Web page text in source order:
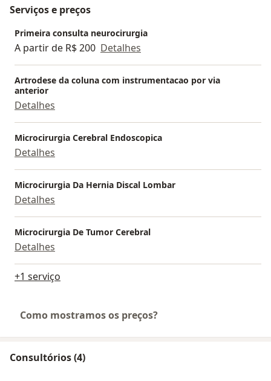
Serviços e preços
Primeira consulta neurocirurgia
A partir de R$ 200 Detalhes
Artrodese da coluna com instrumentacao por via
anterior
Detalhes
Microcirurgia Cerebral Endoscopica
Detalhes
Microcirurgia Da Hernia Discal Lombar
Detalhes
Microcirurgia De Tumor Cerebral
Detalhes
+1 serviço
Como mostramos os preços?
Consultórios (4)